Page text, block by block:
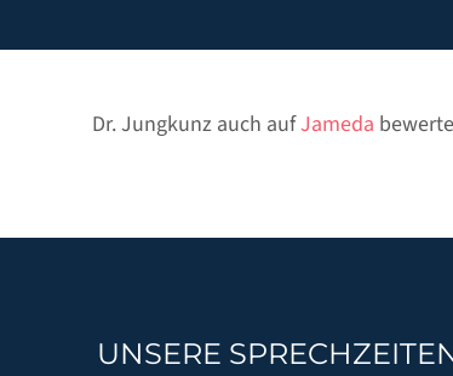
Dr. Jungkunz auch aufJameda
UNSERE